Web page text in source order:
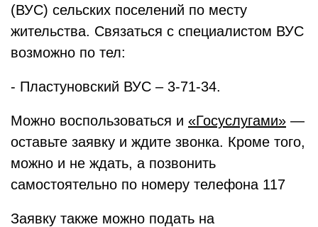
(ВУС) сельских поселений по месту
жительства. Связаться с специалистом ВУС
возможно по тел:
- Пластуновский ВУС – 3-71-34.
Можно воспользоваться и «Госуслугами» —
оставьте заявку и ждите звонка. Кроме того,
можно и не ждать, а позвонить
самостоятельно по номеру телефона 117
Заявку также можно подать на